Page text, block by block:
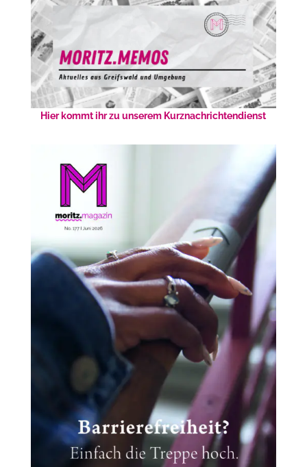
Hier kommt ihr zu unserem Kurznachrichtendienst